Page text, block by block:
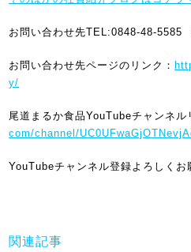
お問い合わせ先TEL:0848-48-5585
お問い合わせ先ページのリンク：
y/
尾道まるか食品YouTubeチャンネル
com/channel/
YouTubeチャンネル登録よろしくお
関連記事